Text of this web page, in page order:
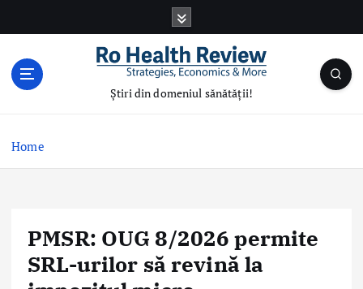
Știri din domeniul sănătății!
Home
PMSR: OUG 8/2026 permite
SRL-urilor să revină la